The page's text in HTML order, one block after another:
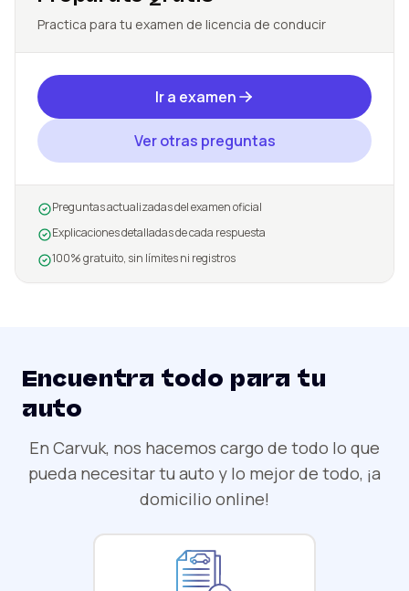
Practica para tu examen de licencia de conducir
Ir a examen
Ver otras preguntas
Preguntas actualizadas del examen oficial
Explicaciones detalladas de cada respuesta
100% gratuito, sin límites ni registros
Encuentra todo para tu
auto
En Carvuk, nos hacemos cargo de todo lo que
pueda necesitar tu auto y lo mejor de todo, ¡a
domicilio online!